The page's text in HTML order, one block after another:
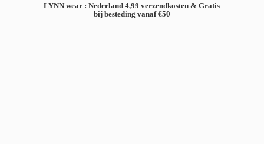
LYNN wear : Nederland 4,99 verzendkosten & Gratis
bij besteding vanaf €50